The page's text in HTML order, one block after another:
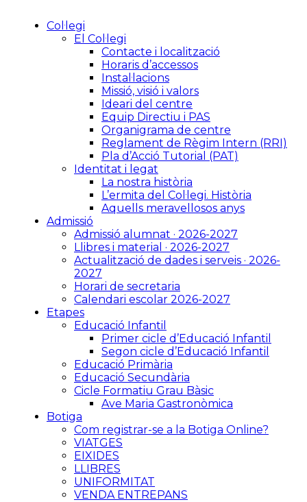
Col·legi
El Col·legi
Contacte i localització
Horaris d’accessos
Instal·lacions
Missió, visió i valors
Ideari del centre
Equip Directiu i PAS
Organigrama de centre
Reglament de Règim Intern (RRI)
Pla d’Acció Tutorial (PAT)
Identitat i legat
La nostra història
L’ermita del Col·legi. Història
Aquells meravellosos anys
Admissió
Admissió alumnat · 2026-2027
Llibres i material · 2026-2027
Actualització de dades i serveis · 2026-
2027
Horari de secretaria
Calendari escolar 2026-2027
Etapes
Educació Infantil
Primer cicle d’Educació Infantil
Segon cicle d’Educació Infantil
Educació Primària
Educació Secundària
Cicle Formatiu Grau Bàsic
Ave Maria Gastronòmica
Botiga
Com registrar-se a la Botiga Online?
VIATGES
EIXIDES
LLIBRES
UNIFORMITAT
VENDA ENTREPANS